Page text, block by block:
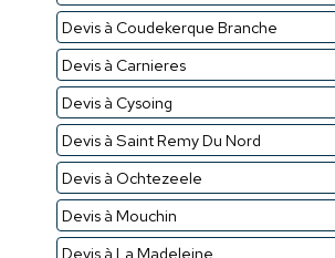
Devis à Coudekerque Branche
Devis à Carnieres
Devis à Cysoing
Devis à Saint Remy Du Nord
Devis à Ochtezeele
Devis à Mouchin
Devis à La Madeleine